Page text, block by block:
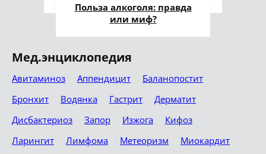
Польза алкоголя: правда
или миф?
Мед.энциклопедия
Авитаминоз Аппендицит
Баланопостит
Бронхит
Водянка Гастрит
Дерматит
Дисбактериоз
Запор Изжога
Кифоз
Ларингит
Лимфома Метеоризм
Миокардит